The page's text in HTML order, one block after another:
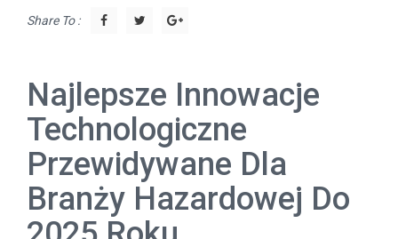
Share To :
Najlepsze Innowacje
Technologiczne
Przewidywane Dla
Branży Hazardowej Do